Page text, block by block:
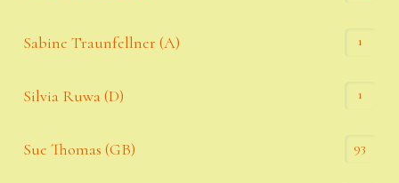
Sabine Traunfellner (A) 1
Silvia Ruwa (D) 1
Sue Thomas (GB) 93